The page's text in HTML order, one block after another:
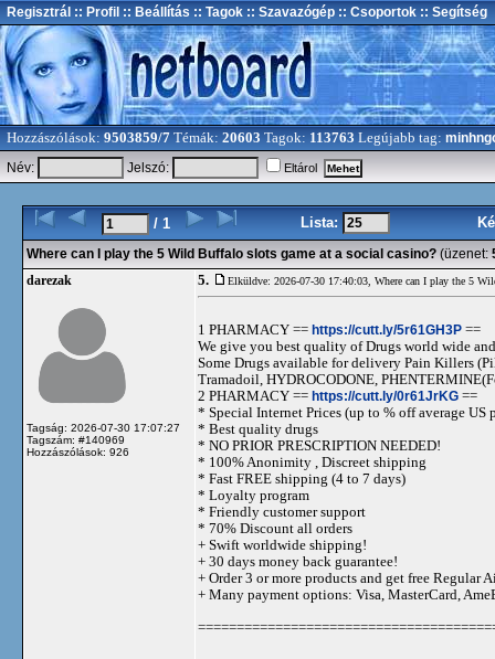
Regisztrál :: Profil :: Beállítás :: Tagok :: Szavazógép :: Csoportok :: Segítség
Hozzászólások: 9503859/7 Témák: 20603 Tagok: 113763 Legújabb tag:
Név:
Jelszó: Eltárol
/ 1 Lista:
Where can I play the 5 Wild Buffalo slots game at a social casino? (üzenet:
darezak
Tagság: 2026-07-30 17:07:27
Tagszám: #140969
Hozzászólások: 926
5. Elküldve: 2026-07-30 17:40:03, Where can I play the 5
1 PHARMACY == https://cutt.ly/5r61GH3P ==
We give you best quality of Drugs world wide
Some Drugs available for delivery Pain Killers
Tramadoil, HYDROCODONE,
2 PHARMACY == https://cutt.ly/0r61JrKG ==
* Special Internet Prices (up to % off average US
* Best quality drugs
* NO PRIOR PRESCRIPTION NEEDED!
* 100% Anonimity , Discreet shipping
* Fast FREE shipping (4 to 7 days)
* Loyalty program
* Friendly customer support
* 70% Discount all orders
+ Swift worldwide shipping!
+ 30 days money back guarantee!
+ Order 3 or more products and get free Regular
+ Many payment options: Visa, MasterCard,